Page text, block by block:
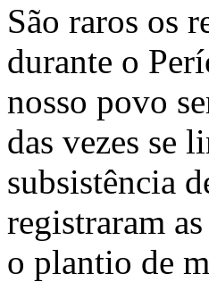
São raros os
durante o
nosso povo
das vezes se
subsistência
registraram
o plantio de